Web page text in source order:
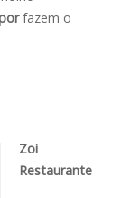
fazem o
Zoi
Restaurante